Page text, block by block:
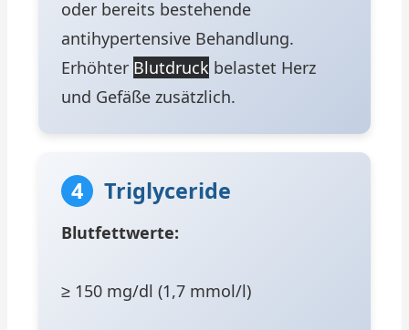
oder bereits bestehende
antihypertensive Behandlung.
Erhöhter Blutdruck belastet Herz
und Gefäße zusätzlich.
4 Triglyceride
Blutfettwerte:
≥ 150 mg/dl (1,7 mmol/l)